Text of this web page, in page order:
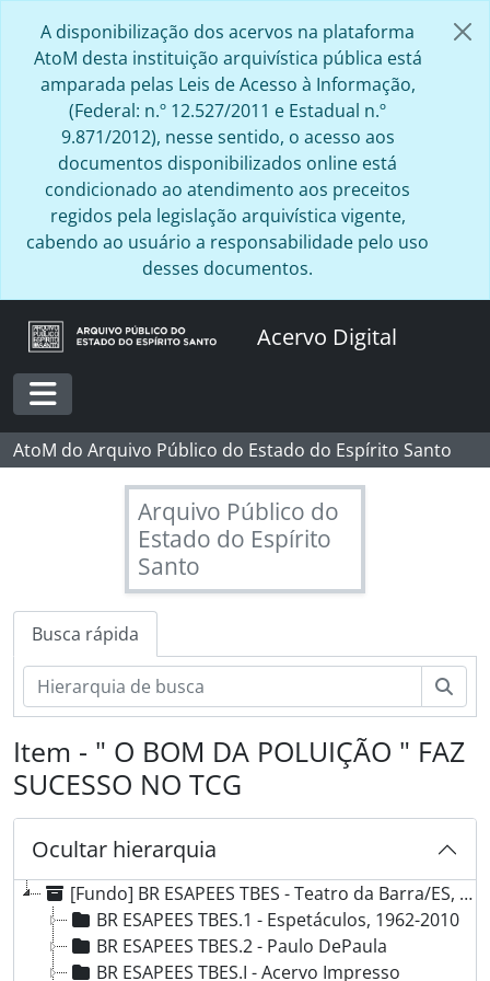
A disponibilização dos acervos na plataforma
AtoM desta instituição arquivística pública está
amparada pelas Leis de Acesso à Informação,
(Federal: n.º 12.527/2011 e Estadual n.º
9.871/2012), nesse sentido, o acesso aos
documentos disponibilizados online está
condicionado ao atendimento aos preceitos
regidos pela legislação arquivística vigente,
cabendo ao usuário a responsabilidade pelo uso
desses documentos.
Acervo Digital
Toggle navigation
AtoM do Arquivo Público do Estado do Espírito Santo
Arquivo Público do
Estado do Espírito
Santo
Busca rápida
Item - " O BOM DA POLUIÇÃO " FAZ
SUCESSO NO TCG
Ocultar hierarquia
[Fundo] BR ESAPEES TBES - Teatro da Barra/ES, 1935 - 2010
BR ESAPEES TBES.1 - Espetáculos, 1962-2010
BR ESAPEES TBES.2 - Paulo DePaula
BR ESAPEES TBES.I - Acervo Impresso